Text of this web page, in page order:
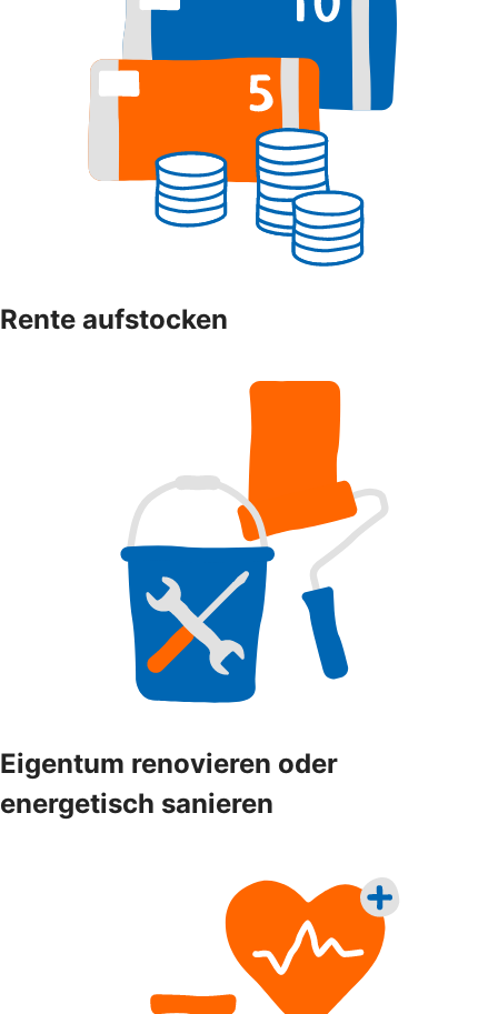
Rente aufstocken
Eigentum renovieren oder
energetisch sanieren